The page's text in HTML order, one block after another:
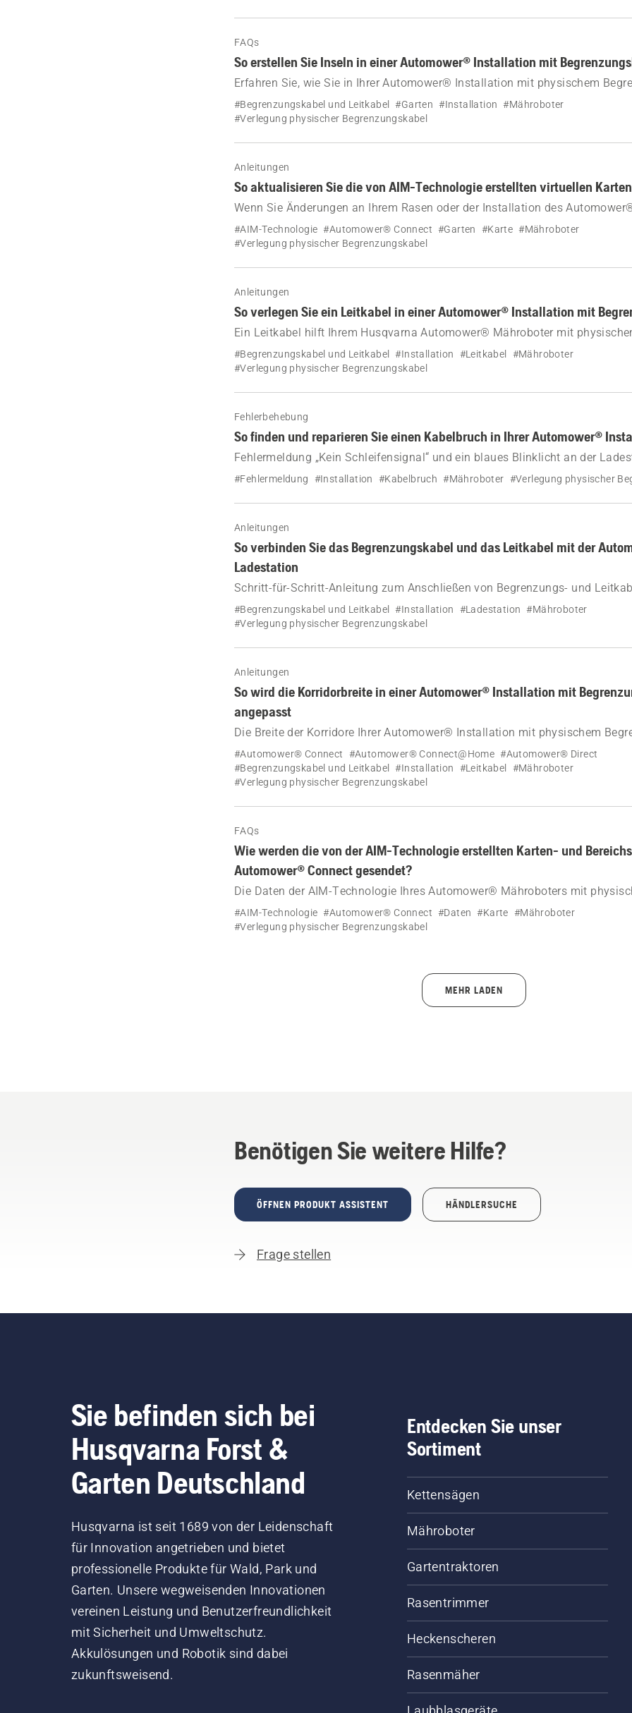
FAQs
So erstellen Sie Inseln in einer Automower® Installation mit
Erfahren Sie, wie Sie in Ihrer Automower® Installation mit physischem
Inseln erstellen, um bestimmte Bereiche wie Blumenbeete und Steingärten
so ein effizientes und präzises Mähen zu gewährleisten.
#Begrenzungskabel und Leitkabel #Garten #Installation #Mähroboter
#Verlegung physischer Begrenzungskabel
Anleitungen
So aktualisieren Sie die von AIM-Technologie erstellten virtuellen Karten
Wenn Sie Änderungen an Ihrem Rasen oder der Installation des
mit einem physischen Begrenzungskabel vornehmen, können Sie eine neue
erstellen. Erfahren Sie, wie.
#AIM-Technologie #Automower® Connect #Garten #Karte #Mähroboter
#Verlegung physischer Begrenzungskabel
Anleitungen
So verlegen Sie ein Leitkabel in einer Automower® Installation mit
Ein Leitkabel hilft Ihrem Husqvarna Automower® Mähroboter mit
Begrenzungskabel, seinen Weg zur Ladestation zu finden. Erfahren Sie, wie
und wie Sie es installieren.
#Begrenzungskabel und Leitkabel #Installation #Leitkabel
#Mähroboter
#Verlegung physischer Begrenzungskabel
Fehlerbehebung
So finden und reparieren Sie einen Kabelbruch in Ihrer Automower®
Fehlermeldung „Kein Schleifensignal“ und ein blaues Blinklicht an der
Sie sich unser Video an und befolgen Sie unsere Schritt-für-Schritt-
#Fehlermeldung #Installation #Kabelbruch #Mähroboter #Verlegung physischer
Anleitungen
So verbinden Sie das Begrenzungskabel und das Leitkabel mit der
Ladestation
Schritt-für-Schritt-Anleitung zum Anschließen von Begrenzungs- und
Ladestation für Ihren Husqvarna Automower® Mähroboter, einschließlich
einfache Verbindung und modellspezifische Anweisungen.
#Begrenzungskabel und Leitkabel #Installation #Ladestation #Mähroboter
#Verlegung physischer Begrenzungskabel
Anleitungen
So wird die Korridorbreite in einer Automower® Installation mit
angepasst
Die Breite der Korridore Ihrer Automower® Installation mit physischem
wird automatisch angepasst, kann aber manuell eingestellt werden. Erfahren
#Automower® Connect #Automower® Connect@Home #Automower® Direct
#Begrenzungskabel und Leitkabel
#Installation #Leitkabel
#Mähroboter
#Verlegung physischer Begrenzungskabel
FAQs
Wie werden die von der AIM-Technologie erstellten Karten- und
Automower® Connect gesendet?
Die Daten der AIM-Technologie Ihres Automower® Mähroboters mit
Begrenzungskabel werden über WLAN oder mithilfe von
Automower® Connect gesendet.
#AIM-Technologie #Automower® Connect #Daten #Karte #Mähroboter
#Verlegung physischer Begrenzungskabel
MEHR LADEN
Benötigen Sie weitere Hilfe?
ÖFFNEN PRODUKT ASSISTENT HÄNDLERSUCHE
Frage stellen
Sie befinden sich bei
Husqvarna Forst &
Garten Deutschland
Husqvarna ist seit 1689 von der Leidenschaft
für Innovation angetrieben und bietet
professionelle Produkte für Wald, Park und
Garten. Unsere wegweisenden Innovationen
vereinen Leistung und Benutzerfreundlichkeit
mit Sicherheit und Umweltschutz.
Akkulösungen und Robotik sind dabei
zukunftsweisend.
Entdecken Sie unser
Sortiment
Kettensägen
Mähroboter
Gartentraktoren
Rasentrimmer
Heckenscheren
Rasenmäher